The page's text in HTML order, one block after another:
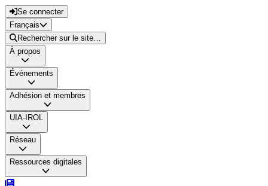
Se connecter
Français
Rechercher sur le site…
À propos
Événements
Adhésion et membres
UIA-IROL
Réseau
Ressources digitales